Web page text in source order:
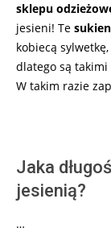
sklepu
jesieni! Te
kobiecą
dlatego są takimi
W takim razie
Jaka
jesienią?
…